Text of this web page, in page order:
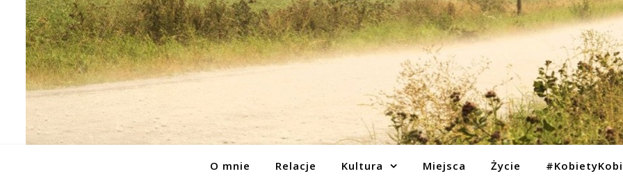
O mnie Relacje Kultura Miejsca Życie